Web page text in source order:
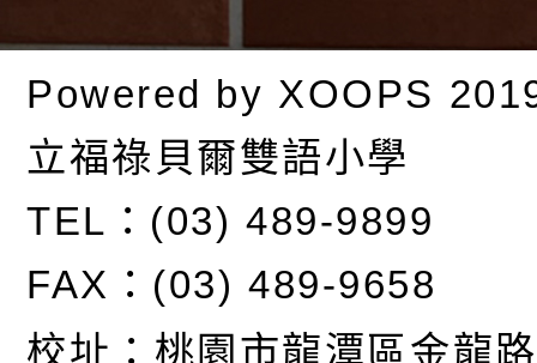
Powered by XOOPS
立福祿貝爾雙語小學
TEL：(03) 489-9899
FAX：(03) 489-9658
校址： 桃園市龍潭區金龍